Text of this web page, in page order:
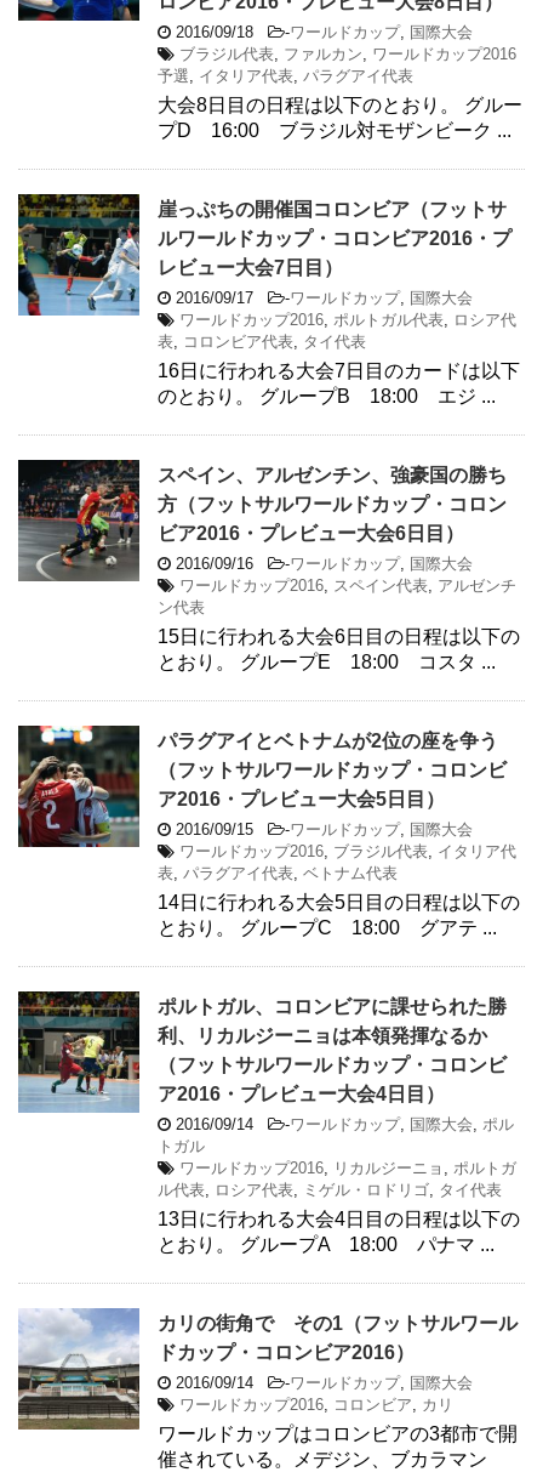
2016/09/18 -ワールドカップ, 国際大会
ブラジル代表, ファルカン, ワールドカップ2016
予選, イタリア代表, パラグアイ代表
大会8日目の日程は以下のとおり。 グルー
プD 16:00 ブラジル対モザンビーク ...
崖っぷちの開催国コロンビア（フットサ
ルワールドカップ・コロンビア2016・プ
レビュー大会7日目）
2016/09/17 -ワールドカップ, 国際大会
ワールドカップ2016, ポルトガル代表, ロシア代
表, コロンビア代表, タイ代表
16日に行われる大会7日目のカードは以下
のとおり。 グループB 18:00 エジ ...
スペイン、アルゼンチン、強豪国の勝ち
方（フットサルワールドカップ・コロン
ビア2016・プレビュー大会6日目）
2016/09/16 -ワールドカップ, 国際大会
ワールドカップ2016, スペイン代表, アルゼンチ
ン代表
15日に行われる大会6日目の日程は以下の
とおり。 グループE 18:00 コスタ ...
パラグアイとベトナムが2位の座を争う
（フットサルワールドカップ・コロンビ
ア2016・プレビュー大会5日目）
2016/09/15 -ワールドカップ, 国際大会
ワールドカップ2016, ブラジル代表, イタリア代
表, パラグアイ代表, ベトナム代表
14日に行われる大会5日目の日程は以下の
とおり。 グループC 18:00 グアテ ...
ポルトガル、コロンビアに課せられた勝
利、リカルジーニョは本領発揮なるか
（フットサルワールドカップ・コロンビ
ア2016・プレビュー大会4日目）
2016/09/14 -ワールドカップ, 国際大会, ポル
トガル
ワールドカップ2016, リカルジーニョ , ポルトガ
ル代表, ロシア代表, ミゲル・ロドリゴ, タイ代表
13日に行われる大会4日目の日程は以下の
とおり。 グループA 18:00 パナマ ...
カリの街角で その1（フットサルワール
ドカップ・コロンビア2016）
2016/09/14 -ワールドカップ, 国際大会
ワールドカップ2016, コロンビア, カリ
ワールドカップはコロンビアの3都市で開
催されている。メデジン、ブカラマン